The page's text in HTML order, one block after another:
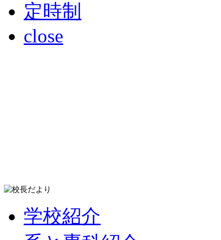
定時制
close
学校紹介